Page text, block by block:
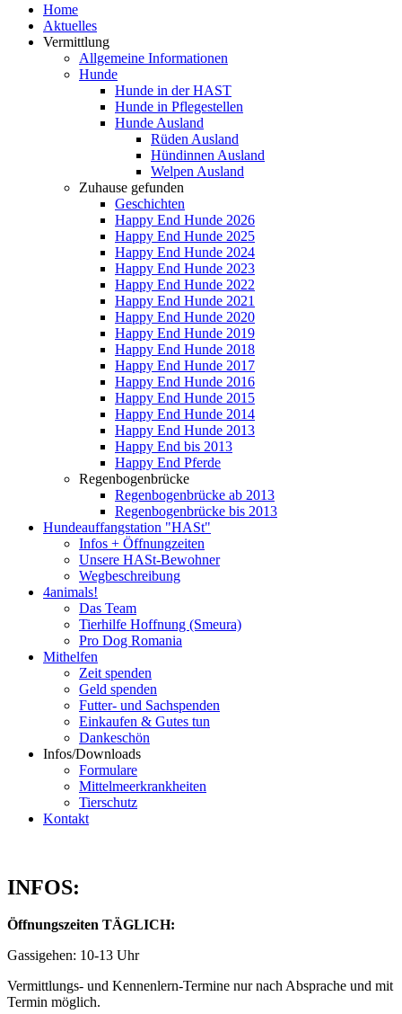
Home
Aktuelles
Vermittlung
Allgemeine Informationen
Hunde
Hunde in der HAST
Hunde in Pflegestellen
Hunde Ausland
Rüden Ausland
Hündinnen Ausland
Welpen Ausland
Zuhause gefunden
Geschichten
Happy End Hunde 2026
Happy End Hunde 2025
Happy End Hunde 2024
Happy End Hunde 2023
Happy End Hunde 2022
Happy End Hunde 2021
Happy End Hunde 2020
Happy End Hunde 2019
Happy End Hunde 2018
Happy End Hunde 2017
Happy End Hunde 2016
Happy End Hunde 2015
Happy End Hunde 2014
Happy End Hunde 2013
Happy End bis 2013
Happy End Pferde
Regenbogenbrücke
Regenbogenbrücke ab 2013
Regenbogenbrücke bis 2013
Hundeauffangstation "HASt"
Infos + Öffnungzeiten
Unsere HASt-Bewohner
Wegbeschreibung
4animals!
Das Team
Tierhilfe Hoffnung (Smeura)
Pro Dog Romania
Mithelfen
Zeit spenden
Geld spenden
Futter- und Sachspenden
Einkaufen & Gutes tun
Dankeschön
Infos/Downloads
Formulare
Mittelmeerkrankheiten
Tierschutz
Kontakt
INFOS:
Öffnungszeiten TÄGLICH:
Gassigehen: 10-13 Uhr
Vermittlungs- und Kennenlern-Termine nur nach Absprache und mit
Termin möglich.